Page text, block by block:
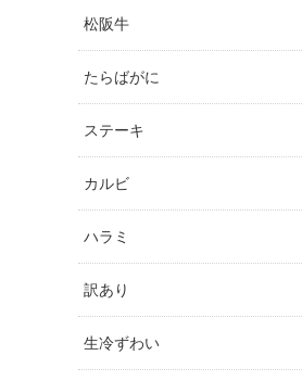
松阪牛
たらばがに
ステーキ
カルビ
ハラミ
訳あり
生冷ずわい